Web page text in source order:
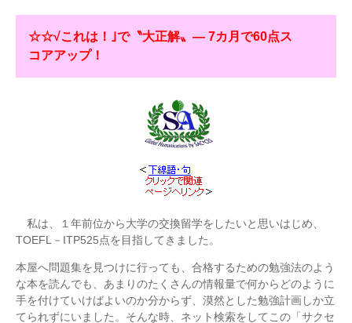
☆☆√これは！｣で〝大正解〟― 7カ月で60点ス
コアアップ！
私は、１年前位から大学の交換留学をしたいと思いはじめ、
TOEFL－ITP525点を目指してきました。
本屋へ問題集を見つけに行っても、合格するための勉強法のよう
な本を読んでも、あまりのたくさんの情報量で何からどのように
手を付けていけばよいのか分からず、漠然とした勉強計画しか立
てられずにいました。そんな時、ネット検索をしてこの「サクセ